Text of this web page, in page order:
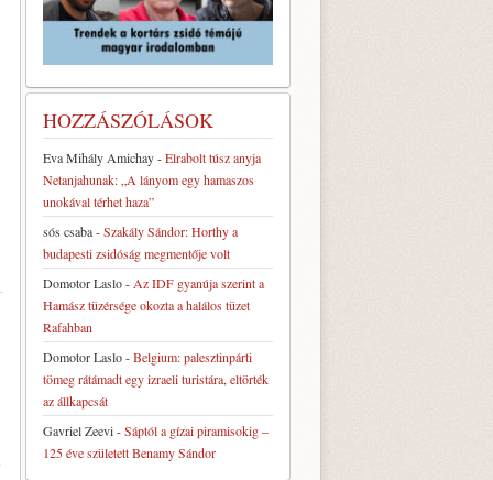
HOZZÁSZÓLÁSOK
Eva Mihály Amichay-Elrabolt túsz anyja
Netanjahunak: „A lányom egy hamaszos
unokával térhet haza”
sós csaba-Szakály Sándor: Horthy a
budapesti zsidóság megmentője volt
Domotor Laslo- Az IDF gyanúja szerint a
Hamász tüzérsége okozta a halálos tüzet
Rafahban
Domotor Laslo-Belgium: palesztinpárti
tömeg rátámadt egy izraeli turistára, eltörték
az állkapcsát
Gavriel Zeevi-Sáptól a gízai piramisokig –
125 éve született Benamy Sándor